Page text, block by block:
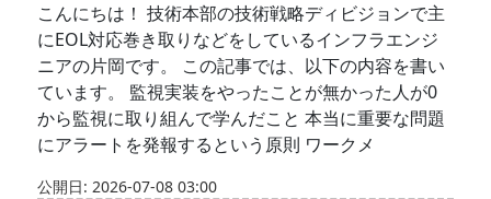
こんにちは！ 技術本部の技術戦略ディビジョンで主
にEOL対応巻き取りなどをしているインフラエンジ
ニアの片岡です。 この記事では、以下の内容を書い
ています。 監視実装をやったことが無かった人が0
から監視に取り組んで学んだこと 本当に重要な問題
にアラートを発報するという原則 ワークメ
公開日: 2026-07-08 03:00